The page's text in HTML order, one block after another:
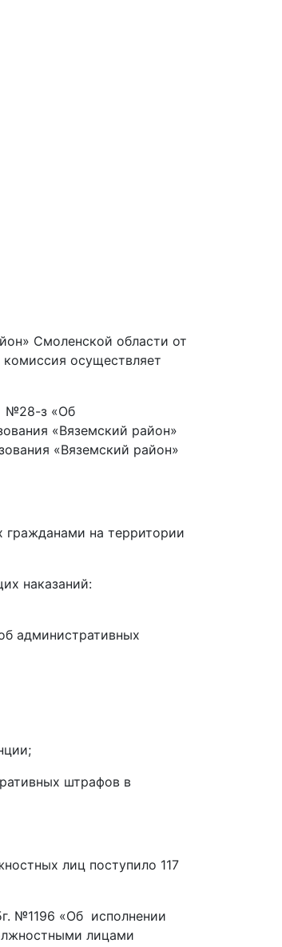
Смоленской области от
осуществляет
№28-з «Об
«Вяземский район»
«Вяземский район»
на территории
наказаний:
административных
штрафов в
лиц поступило 117
№1196 «Об исполнении
лицами